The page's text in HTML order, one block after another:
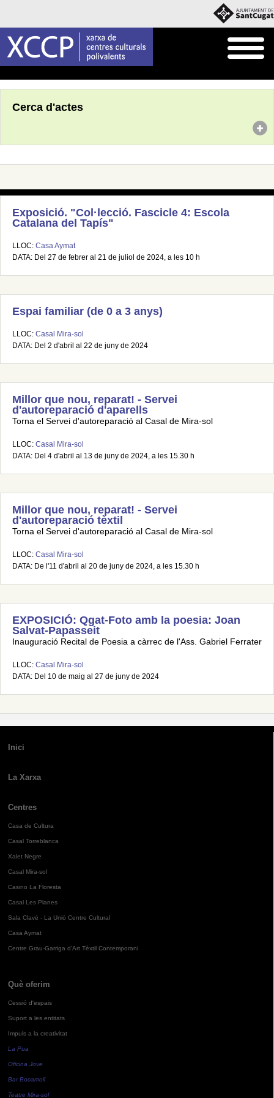
Cerca d'actes
Exposició. "Col·lecció. Fascicle 4: Escola
Catalana del Tapís"
LLOC: Casa Aymat
DATA: Del 27 de febrer al 21 de juliol de 2024, a les 10 h
Espai familiar (de 0 a 3 anys)
LLOC: Casal Mira-sol
DATA: Del 2 d'abril al 22 de juny de 2024
Millor que nou, reparat! - Servei
d'autoreparació d'aparells
Torna el Servei d'autoreparació al Casal de Mira-sol
LLOC: Casal Mira-sol
DATA: Del 4 d'abril al 13 de juny de 2024, a les 15.30 h
Millor que nou, reparat! - Servei
d'autoreparació tèxtil
Torna el Servei d'autoreparació al Casal de Mira-sol
LLOC: Casal Mira-sol
DATA: De l'11 d'abril al 20 de juny de 2024, a les 15.30 h
EXPOSICIÓ: Qgat-Foto amb la poesia: Joan
Salvat-Papasseit
Inauguració Recital de Poesia a càrrec de l'Ass. Gabriel Ferrater
LLOC: Casal Mira-sol
DATA: Del 10 de maig al 27 de juny de 2024
Inici
La Xarxa
Centres
Casa de Cultura
Casal Torreblanca
Xalet Negre
Casal Mira-sol
Casino La Floresta
Casal Les Planes
Sala Clavé - La Unió Centre Cultural
Casa Aymat
Centre Grau-Garriga d'Art Tèxtil Contemporani
Què oferim
Cessió d'espais
Suport a les entitats
Impuls a la creativitat
La Pua
Oficina Jove
Bar Bocamoll
Teatre Mira-sol